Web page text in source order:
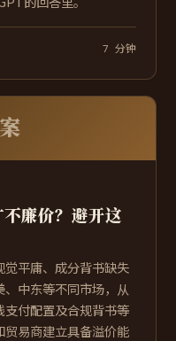
7 分钟
廉价？避开这
平庸、成分背书缺失
中东等不同市场，从
付配置及合规背书等
易商建立具备溢价能